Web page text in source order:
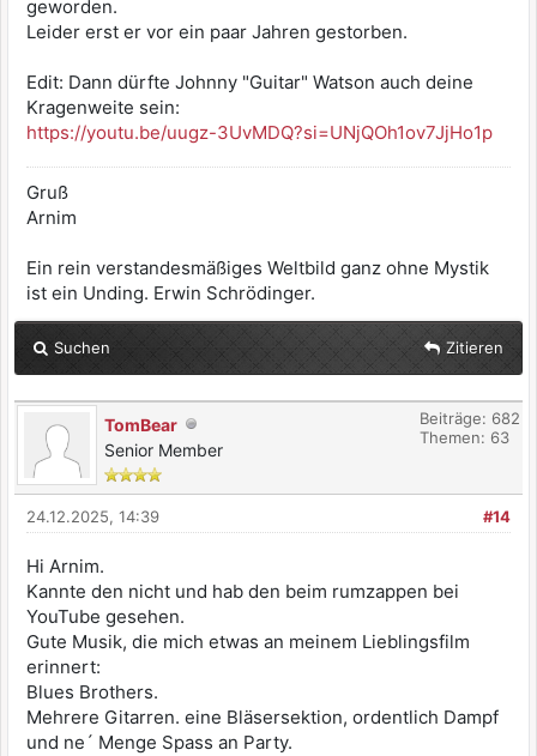
geworden.
Leider erst er vor ein paar Jahren gestorben.
Edit: Dann dürfte Johnny "Guitar" Watson auch deine
Kragenweite sein:
https://youtu.be/uugz-3UvMDQ?si=UNjQOh1ov7JjHo1p
Gruß
Arnim
Ein rein verstandesmäßiges Weltbild ganz ohne Mystik
ist ein Unding. Erwin Schrödinger.
Suchen Zitieren
TomBear
Senior Member
Beiträge: 682
Themen: 63
#14
24.12.2025, 14:39
Hi Arnim.
Kannte den nicht und hab den beim rumzappen bei
YouTube gesehen.
Gute Musik, die mich etwas an meinem Lieblingsfilm
erinnert:
Blues Brothers.
Mehrere Gitarren. eine Bläsersektion, ordentlich Dampf
und ne´ Menge Spass an Party.